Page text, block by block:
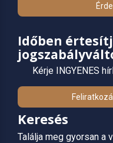
Időben
Kérje INGYENES
Keresés
Találja meg gyorsan